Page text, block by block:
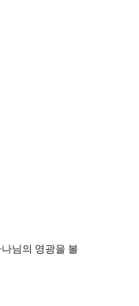
님의 영광을 볼